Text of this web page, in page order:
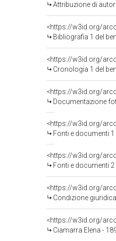
Attribuzione di
<https://w3id.org/
Bibliografia 1 del
<https://w3id.org/
Cronologia 1 del
Documentazione
<https://w3id.org/
Fonti e documenti
<https://w3id.org/
Fonti e documenti
<https://w3id.org/
Condizione
<https://w3id.org/
Ciamarra Elena -